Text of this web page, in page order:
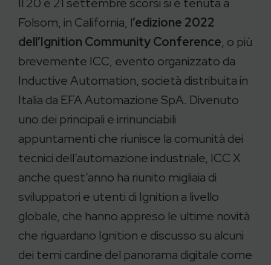
Folsom, in California, l’edizione 2022
dell’Ignition Community Conference, o più
brevemente ICC, evento organizzato da
Inductive Automation, società distribuita in
Italia da EFA Automazione SpA. Divenuto
uno dei principali e irrinunciabili
appuntamenti che riunisce la comunità dei
tecnici dell’automazione industriale, ICC X
anche quest’anno ha riunito migliaia di
sviluppatori e utenti di Ignition a livello
globale, che hanno appreso le ultime novità
che riguardano Ignition e discusso su alcuni
dei temi cardine del panorama digitale come